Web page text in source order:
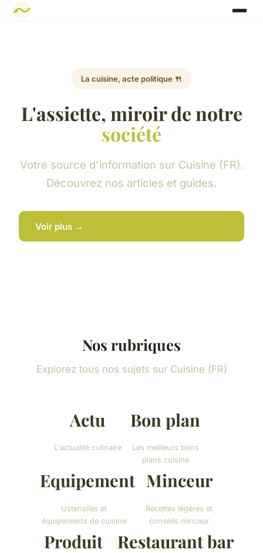
La cuisine, acte politique 🍴
L'assiette, miroir de notre
société
Votre source d'information sur Cuisine (FR).
Découvrez nos articles et guides.
Voir plus →
Nos rubriques
Explorez tous nos sujets sur Cuisine (FR)
Actu
L'actualité culinaire
Bon plan
Les meilleurs bons
plans cuisine
Equipement
Ustensiles et
équipements de cuisine
Minceur
Recettes légères et
conseils minceur
Produit Restaurant bar